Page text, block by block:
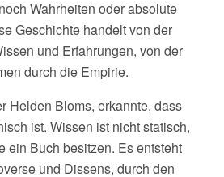
Wahrheiten oder absolute
Geschichte handelt von der
und Erfahrungen, von der
durch die Empirie.
Helden Bloms, erkannte, dass
ist. Wissen ist nicht statisch,
ein Buch besitzen. Es entsteht
und Dissens, durch den